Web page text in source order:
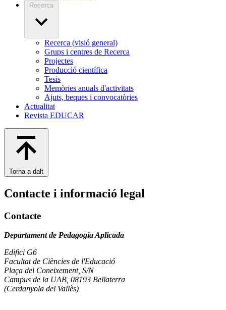
Recerca
Recerca (visió general)
Grups i centres de Recerca
Projectes
Producció científica
Tesis
Memòries anuals d'activitats
Ajuts, beques i convocatòries
Actualitat
Revista EDUCAR
Torna a dalt
Contacte i informació legal
Contacte
Departament de Pedagogia Aplicada
Edifici G6
Facultat de Ciències de l'Educació
Plaça del Coneixement, S/N
Campus de la UAB, 08193 Bellaterra
(Cerdanyola del Vallès)